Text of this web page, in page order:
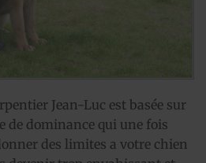
Jean-Luc est basée sur
de dominance qui une fois
des limites a votre chien